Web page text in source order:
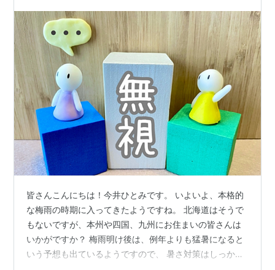
皆さんこんにちは！今井ひとみです。 いよいよ、本格的
な梅雨の時期に入ってきたようですね。 北海道はそうで
もないですが、本州や四国、九州にお住まいの皆さんは
いかがですか？ 梅雨明け後は、例年よりも猛暑になると
いう予想も出ているようですので、 暑さ対策はしっかり